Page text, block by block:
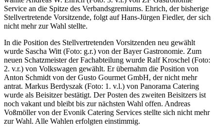
Service an die Spitze des Verbandsgremiums. Ehrich, der bisherige
Stellvertretende Vorsitzende, folgt auf Hans-Jürgen Fiedler, der sich
nicht mehr zur Wahl stellte.
In die Position des Stellvertretenden Vorsitzenden neu gewählt
wurde Sascha Witt (Foto: g.r.) von der Bayer Gastronomie. Zum
neuen Schatzmeister der Fachabteilung wurde Ralf Kroschel (Foto:
2. v.r.) von Volkswagen gewählt. Er übernahm die Position von
Anton Schmidt von der Gusto Gourmet GmbH, der nicht mehr
antrat. Markus Berdyszak (Foto: 1. v.l.) von Panorama Catering
wurde als Beisitzer bestätigt. Der Posten des zweiten Beisitzers ist
noch vakant und bleibt bis zur nächsten Wahl offen. Andreas
Voßmöller von der Evonik Catering Services stellte sich nicht mehr
zur Wahl. Alle Wahlen erfolgten einstimmig.